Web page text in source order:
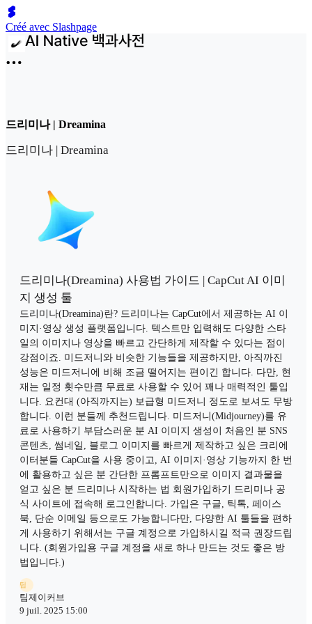
Créé avec Slashpage
드리미나 | Dreamina
드리미나 | Dreamina
드리미나(Dreamina) 사용법 가이드 | CapCut AI 이미
지 생성 툴
드리미나(Dreamina)란? 드리미나는 CapCut에서 제공하는 AI 이
미지·영상 생성 플랫폼입니다. 텍스트만 입력해도 다양한 스타
일의 이미지나 영상을 빠르고 간단하게 제작할 수 있다는 점이
강점이죠. 미드저니와 비슷한 기능들을 제공하지만, 아직까진
성능은 미드저니에 비해 조금 떨어지는 편이긴 합니다. 다만, 현
재는 일정 횟수만큼 무료로 사용할 수 있어 꽤나 매력적인 툴입
니다. 요컨대 (아직까지는) 보급형 미드저니 정도로 보셔도 무방
합니다. 이런 분들께 추천드립니다. 미드저니(Midjourney)를 유
료로 사용하기 부담스러운 분 AI 이미지 생성이 처음인 분 SNS
콘텐츠, 썸네일, 블로그 이미지를 빠르게 제작하고 싶은 크리에
이터분들 CapCut을 사용 중이고, AI 이미지·영상 기능까지 한 번
에 활용하고 싶은 분 간단한 프롬프트만으로 이미지 결과물을
얻고 싶은 분 드리미나 시작하는 법 회원가입하기 드리미나 공
식 사이트에 접속해 로그인합니다. 가입은 구글, 틱톡, 페이스
북, 단순 이메일 등으로도 가능합니다만, 다양한 AI 툴들을 편하
게 사용하기 위해서는 구글 계정으로 가입하시길 적극 권장드립
니다. (회원가입용 구글 계정을 새로 하나 만드는 것도 좋은 방
법입니다.)
팀
팀제이커브
9 juil. 2025 15:00